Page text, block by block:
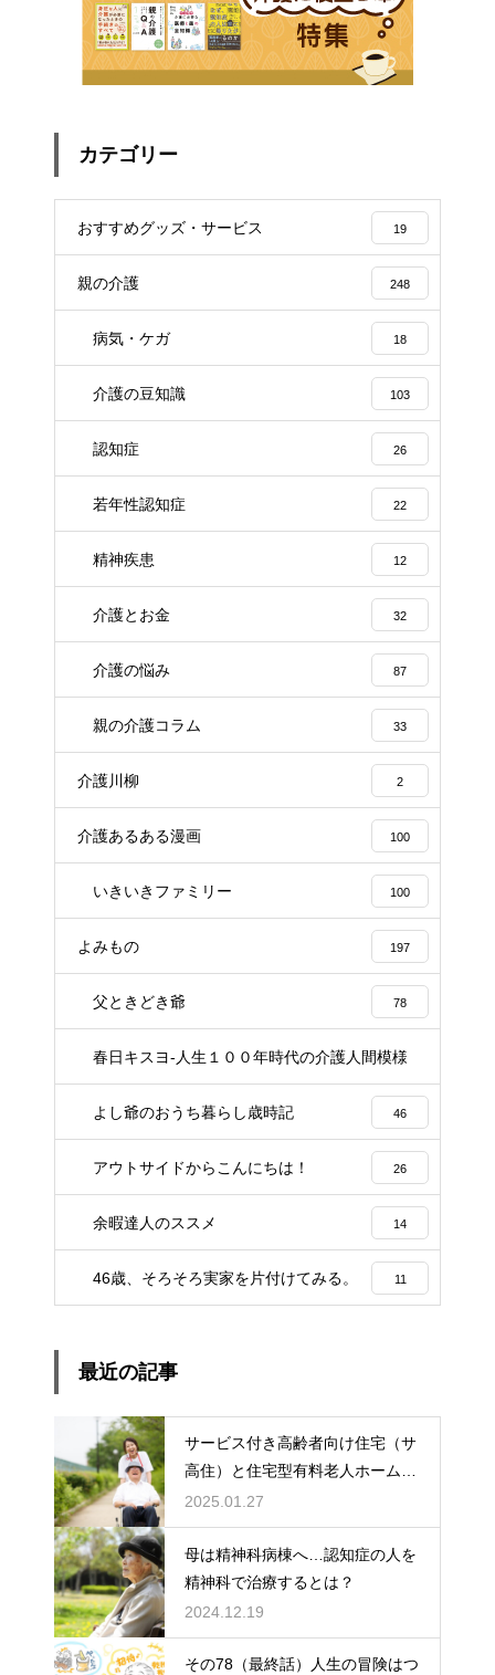
カテゴリー
おすすめグッズ・サービス 19
親の介護 248
病気・ケガ 18
介護の豆知識 103
認知症 26
若年性認知症 22
精神疾患 12
介護とお金 32
介護の悩み 87
親の介護コラム 33
介護川柳 2
介護あるある漫画 100
いきいきファミリー 100
よみもの 197
父ときどき爺 78
春日キスヨ-人生１００年時代の介護人間模様
よし爺のおうち暮らし歳時記 46
アウトサイドからこんにちは！ 26
余暇達人のススメ 14
46歳、そろそろ実家を片付けてみる。 11
最近の記事
サービス付き高齢者向け住宅（サ
高住）と住宅型有料老人ホーム：
どちらを選ぶ？
2025.01.27
母は精神科病棟へ…認知症の人を
精神科で治療するとは？
2024.12.19
その78（最終話）人生の冒険はつ